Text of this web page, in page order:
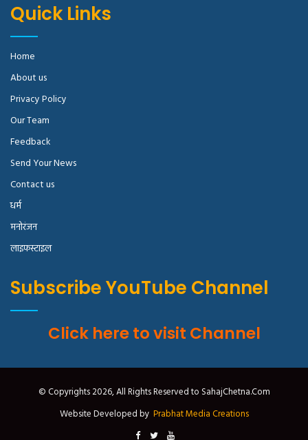
Quick Links
Home
About us
Privacy Policy
Our Team
Feedback
Send Your News
Contact us
धर्म
मनोरंजन
लाइफस्टाइल
Subscribe YouTube Channel
Click here to visit Channel
© Copyrights 2026, All Rights Reserved to SahajChetna.Com
Website Developed by Prabhat Media Creations